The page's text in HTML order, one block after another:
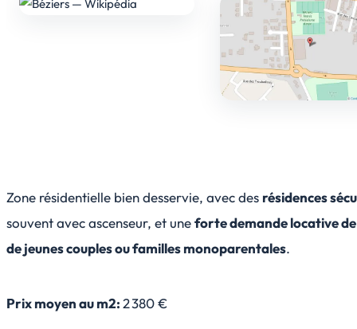
Zone résidentielle bien desservie, avec des résidences
souvent avec ascenseur, et uneforte demande locative
de jeunes couples ou familles monoparentales.
Prix moyen au m2:2 380 €